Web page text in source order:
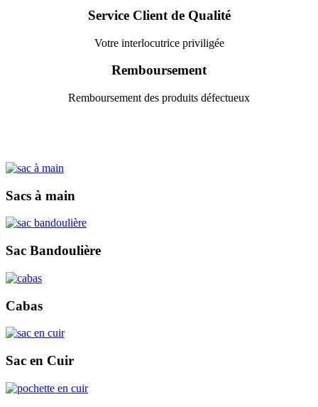
Service Client de Qualité
Votre interlocutrice priviligée
Remboursement
Remboursement des produits défectueux
Sacs à main
Sac Bandoulière
Cabas
Sac en Cuir